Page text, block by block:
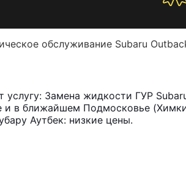
обслуживание Subaru
Замена жидкости ГУР
в ближайшем Подмосковье
Аутбек: низкие цены.